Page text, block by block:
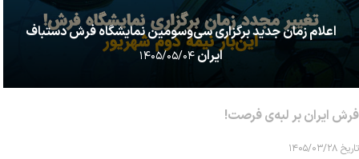
اعلام زمان جدید برگزاری سی‌وسومین نمایشگاه فرش دستباف
ایران۱۴۰۵/۰۵/۰۴
فرش ایران بر لبه‌ی فرصت!
تاریخ ۱۴۰۵/۰۳/۲۸